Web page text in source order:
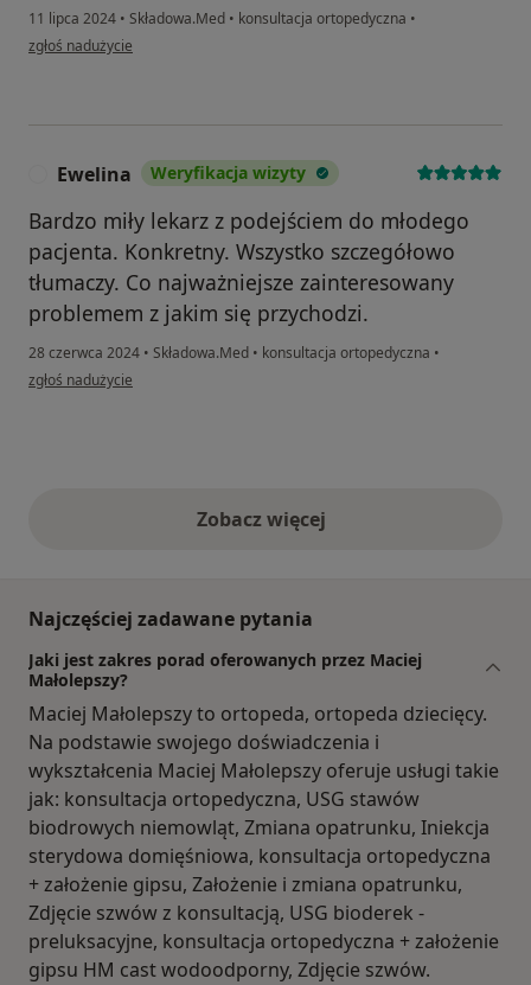
11 lipca 2024 • Składowa.Med • konsultacja ortopedyczna •
w opinii użytkownika Ewa
zgłoś nadużycie
Ewelina Weryfikacja wizyty
Bardzo miły lekarz z podejściem do młodego
pacjenta. Konkretny. Wszystko szczegółowo
tłumaczy. Co najważniejsze zainteresowany
problemem z jakim się przychodzi.
28 czerwca 2024 • Składowa.Med • konsultacja ortopedyczna •
w opinii użytkownika Ewelina
zgłoś nadużycie
Zobacz więcejopinie powyżej
Najczęściej zadawane pytania
Jaki jest zakres porad oferowanych przez Maciej
Małolepszy?
Maciej Małolepszy to ortopeda, ortopeda dziecięcy.
Na podstawie swojego doświadczenia i
wykształcenia Maciej Małolepszy oferuje usługi takie
jak: konsultacja ortopedyczna, USG stawów
biodrowych niemowląt, Zmiana opatrunku, Iniekcja
sterydowa domięśniowa, konsultacja ortopedyczna
+ założenie gipsu, Założenie i zmiana opatrunku,
Zdjęcie szwów z konsultacją, USG bioderek -
preluksacyjne, konsultacja ortopedyczna + założenie
gipsu HM cast wodoodporny, Zdjęcie szwów.